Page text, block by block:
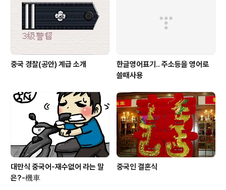
중국 경찰(공안) 계급 소개
한글영어표기.. 주소등을 영어로
쓸때사용
대만식 중국어-재수없어 라는 말
은?-機車
중국인 결혼식